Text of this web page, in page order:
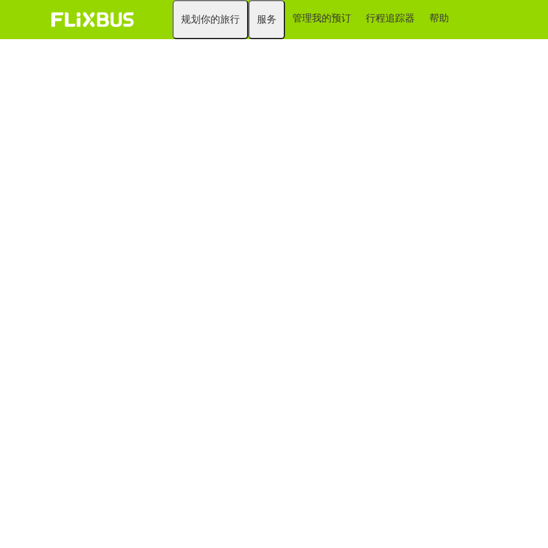
规划你的旅行 服务 管理我的预订 行程追踪器 帮助